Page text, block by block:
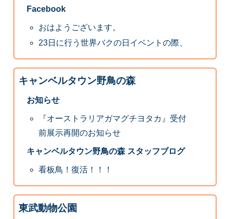
Facebook
おはようございます。
23日に行う世界バクの日イベントの際、
キャンベルタウン野鳥の森
お知らせ
『オーストラリアガマグチヨタカ』受付
前展示再開のお知らせ
キャンベルタウン野鳥の森 スタッフブログ
看板鳥！復活！！！
東武動物公園